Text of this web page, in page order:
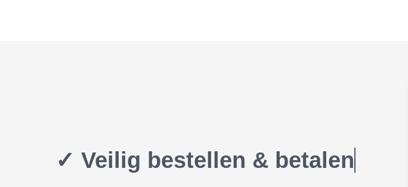
✓ Veilig bestellen & betalen